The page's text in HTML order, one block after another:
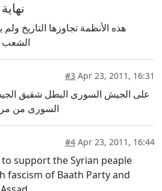
هذه الأنظمة تجاوزها التاريخ
الشعب
#3 Apr 23, 2011, 16:31
على الجيش السورى البطل شقيق
السورى من
#4 Apr 23, 2011, 16:44
support the Syrian peaple
fascism of Baath Party and